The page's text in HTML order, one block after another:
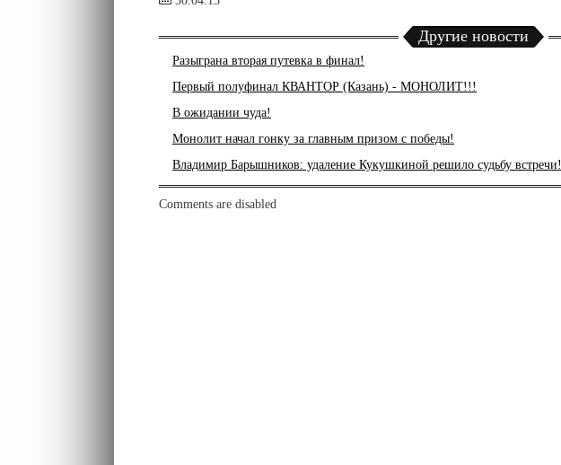
Другие новости
Разыграна вторая путевка в финал!
Первый полуфинал КВАНТОР (Казань) - МОНОЛИТ!!!
В ожидании чуда!
Монолит начал гонку за главным призом с победы!
Владимир Барышников: удаление Кукушкиной решило судьбу встречи!
Comments are disabled